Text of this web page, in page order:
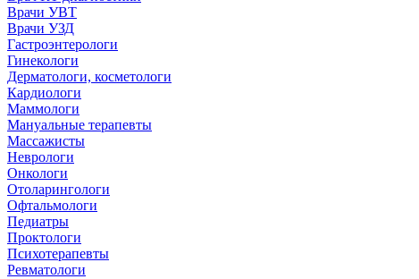
Врачи УВТ
Врачи УЗД
Гастроэнтерологи
Гинекологи
Дерматологи, косметологи
Кардиологи
Маммологи
Мануальные терапевты
Массажисты
Неврологи
Онкологи
Отоларингологи
Офтальмологи
Педиатры
Проктологи
Психотерапевты
Ревматологи